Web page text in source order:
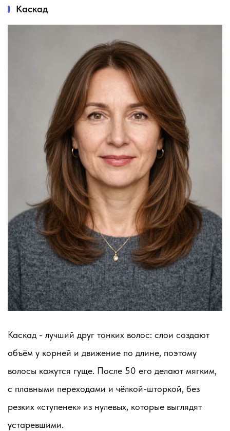
Каскад
Каскад - лучший друг тонких волос: слои создают
объём у корней и движение по длине, поэтому
волосы кажутся гуще. После 50 его делают мягким,
с плавными переходами и чёлкой-шторкой, без
резких «ступенек» из нулевых, которые выглядят
устаревшими.